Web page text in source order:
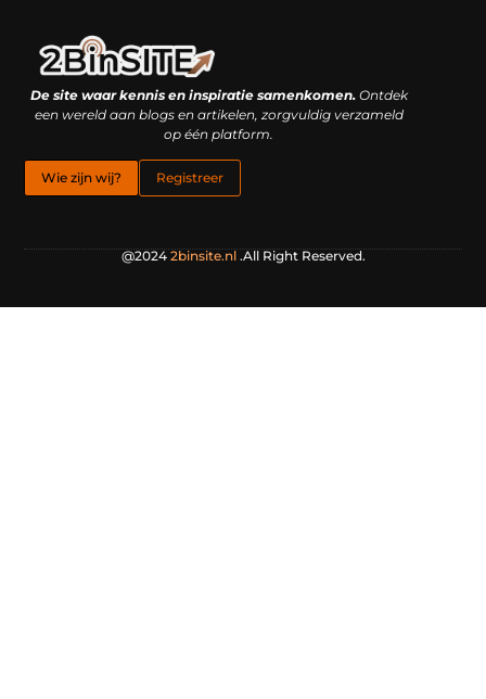
De site waar kennis en inspiratie samenkomen.Ontdek
een wereld aan blogs en artikelen, zorgvuldig verzameld
op één platform.
Wie zijn wij? Registreer
@2024 2binsite.nl.All Right Reserved.